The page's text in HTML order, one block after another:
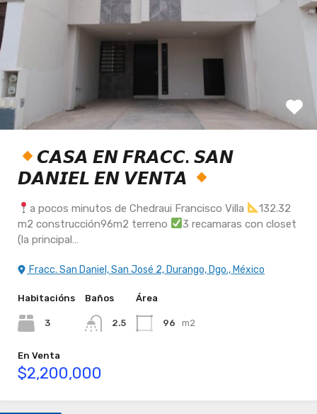
𝘾𝘼𝙎𝘼 𝙀𝙉 𝙁𝙍𝘼𝘾𝘾. 𝙎𝘼𝙉
𝘿𝘼𝙉𝙄𝙀𝙇 𝙀𝙉 𝙑𝙀𝙉𝙏𝘼
a pocos minutos de Chedraui Francisco Villa
132.32
m2 construcción96m2 terreno
3 recamaras con closet
(la principal…
Fracc. San Daniel, San José 2, Durango, Dgo., México
Habitacións
3
Baños
2.5
Área
96 m2
En Venta
$2,200,000